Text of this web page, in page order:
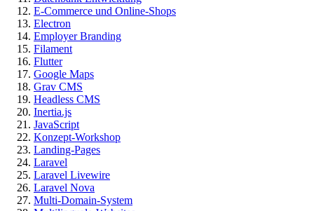
E-Commerce und Online-Shops
Electron
Employer Branding
Filament
Flutter
Google Maps
Grav CMS
Headless CMS
Inertia.js
JavaScript
Konzept-Workshop
Landing-Pages
Laravel
Laravel Livewire
Laravel Nova
Multi-Domain-System